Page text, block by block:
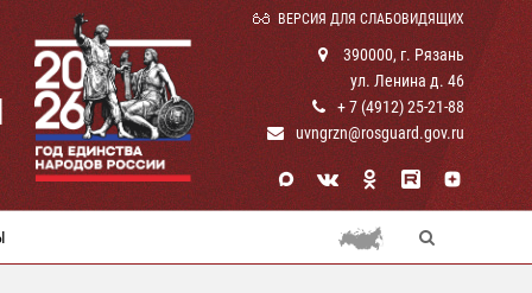
ВЕРСИЯ ДЛЯ СЛАБОВИДЯЩИХ
390000, г. Рязань
ул. Ленина д. 46
+ 7 (4912) 25-21-88
uvngrzn@rosguard.gov.ru